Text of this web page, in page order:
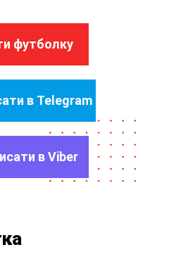
футболку
в Telegram
в Viber